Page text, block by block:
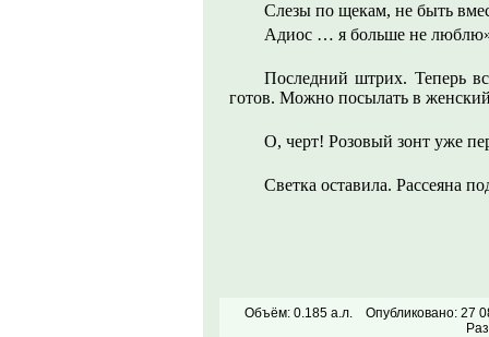
Слезы по щекам, не быть
Адиос … я больше не
Последний штрих. Теперь
готов. Можно посылать в
О, черт! Розовый зонт уже
Светка оставила. Рассеяна
Объём: 0.185 а.л.
Опубликовано: 27